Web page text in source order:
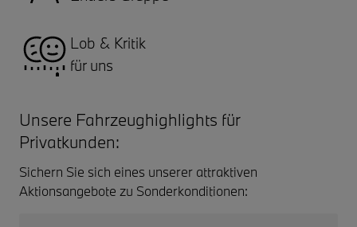
Lob & Kritik
für uns
Unsere Fahrzeughighlights für
Privatkunden:
Sichern Sie sich eines unserer attraktiven
Aktionsangebote zu Sonderkonditionen: